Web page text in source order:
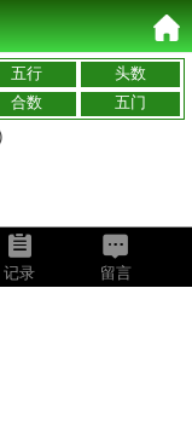
五行
头数
合数
五门
记录 留言